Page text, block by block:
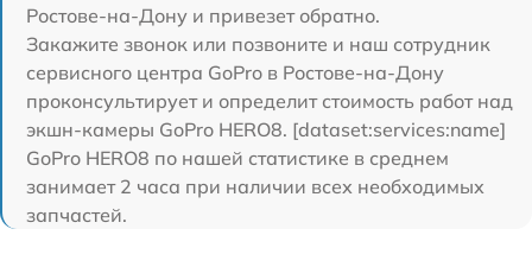
Ростове-на-Дону и привезет обратно.
Закажите звонок или позвоните и наш сотрудник
сервисного центра GoPro в Ростове-на-Дону
проконсультирует и определит стоимость работ над
экшн-камеры GoPro HERO8. [dataset:services:name]
GoPro HERO8 по нашей статистике в среднем
занимает 2 часа при наличии всех необходимых
запчастей.